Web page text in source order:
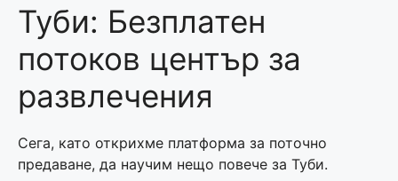
Туби: Безплатен
потоков център за
развлечения
Сега, като открихме платформа за поточно
предаване, да научим нещо повече за Туби.